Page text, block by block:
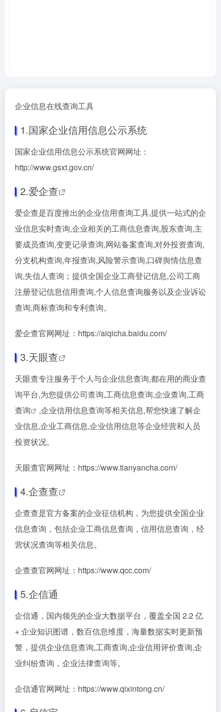
企业信息在线查询工具
1.国家企业信用信息公示系统
国家企业信用信息公示系统官网网址：
http://www.gsxt.gov.cn/
2.爱企查
爱企查是百度推出的企业信用查询工具,提供一站式的企
业信息实时查询,企业相关的工商信息查询,股东查询,主
要成员查询,变更记录查询,网站备案查询,对外投资查询,
分支机构查询,年报查询,风险警示查询,口碑舆情信息查
询,失信人查询；提供全国企业工商登记信息,公司工商
注册登记信息信用查询,个人信息查询服务以及企业诉讼
查询,商标查询和专利查询。
爱企查官网网址：https://aiqicha.baidu.com/
3.天眼查
天眼查专注服务于个人与企业信息查询,都在用的商业查
询平台,为您提供公司查询,工商信息查询,企业查询,工商
查询
,企业信用信息查询等相关信息,帮您快速了解企
业信息,企业工商信息,企业信用信息等企业经营和人员
投资状况。
天眼查官网网址：https://www.tianyancha.com/
4.企查查
企查查是官方备案的企业征信机构，为您提供全国企业
信息查询，包括企业工商信息查询，信用信息查询，经
营状况查询等相关信息。
企查查官网网址：https://www.qcc.com/
5.企信通
企信通，国内领先的企业大数据平台，覆盖全国 2.2 亿
+ 企业知识图谱，数百信息维度，海量数据实时更新预
警，提供企业信息查询,工商查询,企业信用评价查询,企
业纠纷查询，企业法律查询等。
企信通官网网址：https://www.qixintong.cn/